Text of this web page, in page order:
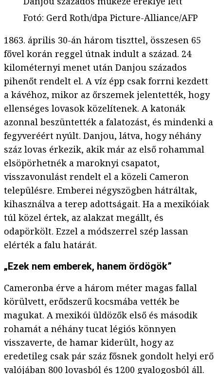
Fotó: Gerd Roth/dpa Picture-Alliance/AFP
1863. április 30-án három tiszttel, összesen 65
fővel korán reggel útnak indult a század. 24
kilométernyi menet után Danjou százados
pihenőt rendelt el. A víz épp csak forrni kezdett
a kávéhoz, mikor az őrszemek jelentették, hogy
ellenséges lovasok közelítenek. A katonák
azonnal beszüntették a falatozást, és mindenki a
fegyveréért nyúlt. Danjou, látva, hogy néhány
száz lovas érkezik, akik már az első rohammal
elsöpörhetnék a maroknyi csapatot,
visszavonulást rendelt el a közeli Cameron
településre. Emberei négyszögben hátráltak,
kihasználva a terep adottságait. Ha a mexikóiak
túl közel értek, az alakzat megállt, és
odapörkölt. Ezzel a módszerrel szép lassan
elérték a falu határát.
„Ezek nem emberek, hanem ördögök”
Cameronba érve a három méter magas fallal
körülvett, erődszerű kocsmába vették be
magukat. A mexikói üldözők első és második
rohamát a néhány tucat légiós könnyen
visszaverte, de hamar kiderült, hogy az
eredetileg csak pár száz fősnek gondolt helyi erő
valójában 800 lovasból és 1200 gyalogosból áll.